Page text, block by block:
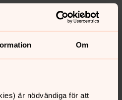
Om
är nödvändiga för att
unga på deras hemsida:
på sidans